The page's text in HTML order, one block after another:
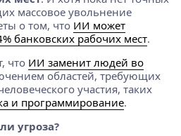
массовое увольнение
о том, что ИИ может
банковских рабочих мест.
что ИИ заменит людей во
областей, требующих
участия, таких
и программирование.
угроза?